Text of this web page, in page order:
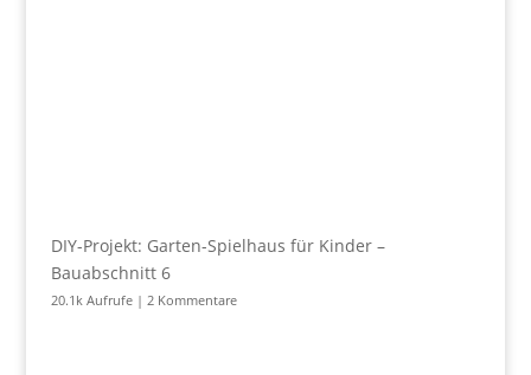
DIY-Projekt: Garten-Spielhaus für Kinder –
Bauabschnitt 6
20.1k Aufrufe| 2 Kommentare